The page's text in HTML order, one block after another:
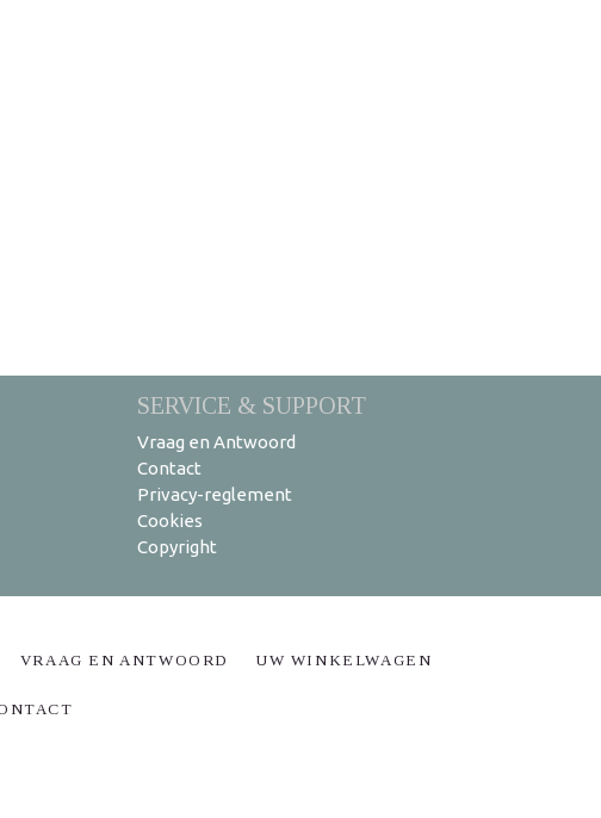
SERVICE & SUPPORT
Vraag en Antwoord
Contact
Privacy-reglement
Cookies
Copyright
VRAAG EN ANTWOORD UW WINKELWAGEN